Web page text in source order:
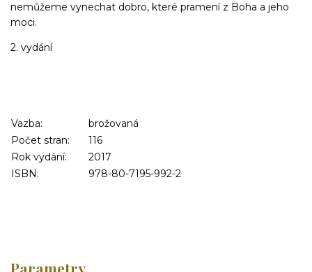
nemůžeme vynechat dobro, které pramení z Boha a jeho
moci.
2. vydání
Vazba:
brožovaná
Počet stran:
116
Rok vydání:
2017
ISBN:
978-80-7195-992-2
Parametry